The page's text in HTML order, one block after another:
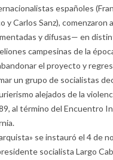
españoles
y Carlos Sanz), comenzaron
y difusas— en
campesinas de la
el proyecto y
un grupo de socialistas
alejados de la
al término del Encuentro
se instauró el 4 de
socialista Largo